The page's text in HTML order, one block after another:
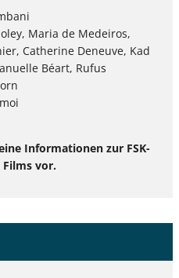
Maria de Medeiros,
Catherine Deneuve, Kad
Béart, Rufus
Informationen zur FSK-
Films vor.